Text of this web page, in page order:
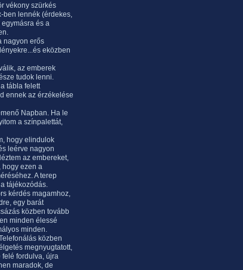
vékony szürkés
ben lennék (érdekes,
és a
nagyon erős
eközben
az emberek
tudok lenni.
tábla felett
ennek az érzékelése
Napban. Ha le
a színpalettát,
hogy elindulok
leérve nagyon
az embereket,
hogy ezen a
A terep
tájékozódás.
kérdés magamhoz,
egy barát
közben tovább
minden élessé
minden.
közben
megnyugtatott,
felé fordulva, újra
maradok, de